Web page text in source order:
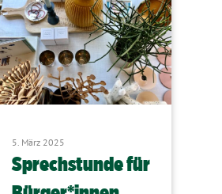
5. März 2025
Sprechstunde für